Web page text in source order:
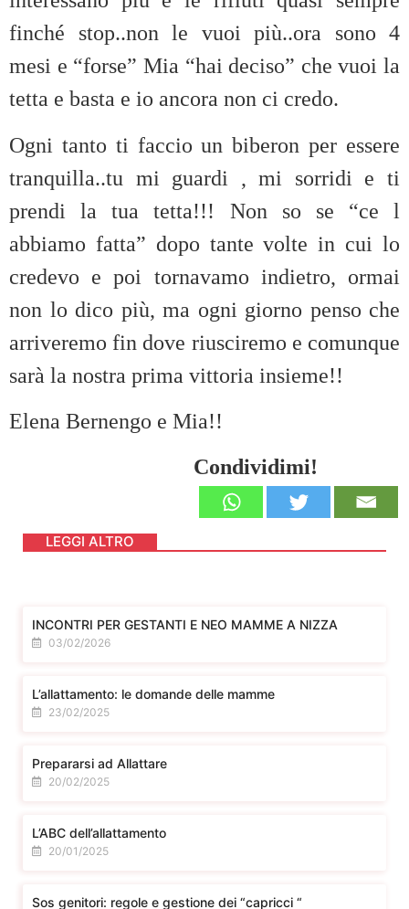
finché stop..non le vuoi più..ora sono 4
mesi e “forse” Mia “hai deciso” che vuoi la
tetta e basta e io ancora non ci credo.
Ogni tanto ti faccio un biberon per essere
tranquilla..tu mi guardi , mi sorridi e ti
prendi la tua tetta!!! Non so se “ce l
abbiamo fatta” dopo tante volte in cui lo
credevo e poi tornavamo indietro, ormai
non lo dico più, ma ogni giorno penso che
arriveremo fin dove riusciremo e comunque
sarà la nostra prima vittoria insieme!!
Elena Bernengo e Mia!!
Condividimi!
LEGGI ALTRO
INCONTRI PER GESTANTI E NEO MAMME A NIZZA
03/02/2026
L’allattamento: le domande delle mamme
23/02/2025
Prepararsi ad Allattare
20/02/2025
L’ABC dell’allattamento
20/01/2025
Sos genitori: regole e gestione dei “capricci “